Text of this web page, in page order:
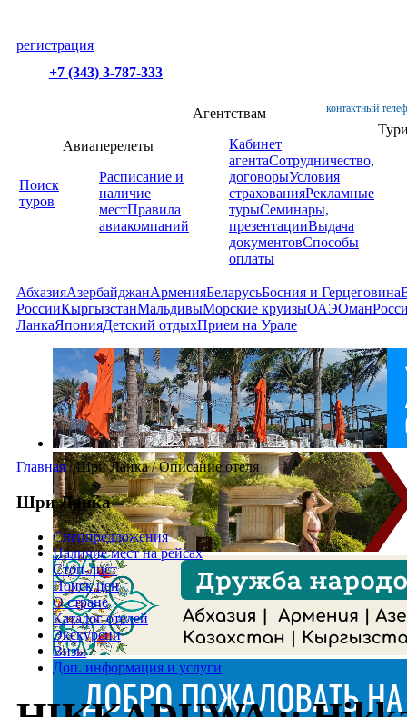
регистрация
+7 (343) 3-787-333
контактный
Поиск
туров
Авиаперелеты
Расписание и
наличие
местПравила
авиакомпаний
Агентствам
Кабинет
агентаСотрудничество,
договорыУсловия
страхованияРекламные
турыСеминары,
презентацииВыдача
документовСпособы
оплаты
АбхазияАзербайджанАрменияБеларусьБосния и Герцеговина
РоссииКыргызстанМальдивыМорские круизыОАЭОман
ЛанкаЯпонияДетский отдыхПрием на Урале
Главная /Шри Ланка/Описание отеля
Шри Ланка
Спецпредложения
Наличие мест на рейсах
Стоп-лист
Поиск цен
О стране
Каталог отелей
Экскурсии
Визы
Доп. информация и услуги